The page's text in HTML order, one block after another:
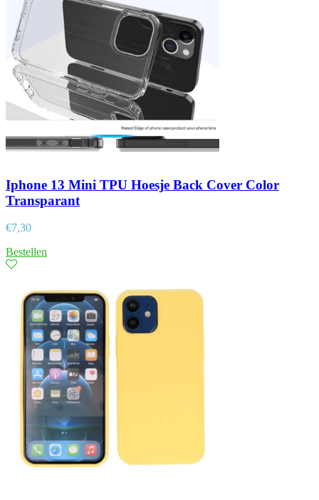
Iphone 13 Mini TPU Hoesje Back Cover Color
Transparant
€7,30
Bestellen